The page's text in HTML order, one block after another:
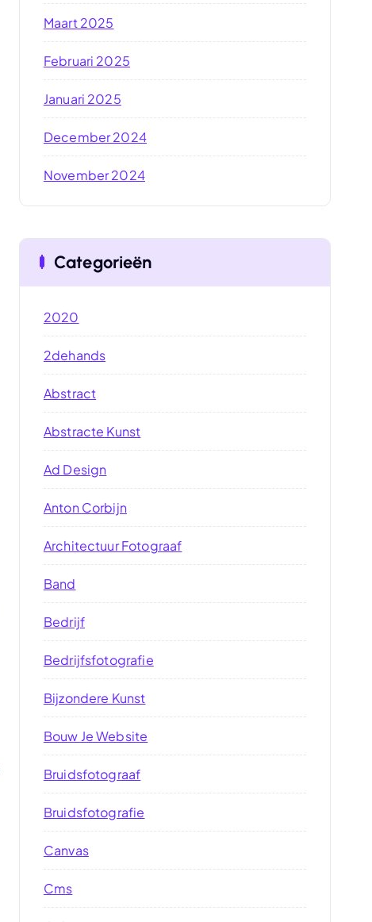
Maart 2025
Februari 2025
Januari 2025
December 2024
November 2024
Categorieën
2020
2dehands
Abstract
Abstracte Kunst
Ad Design
Anton Corbijn
Architectuur Fotograaf
Band
Bedrijf
Bedrijfsfotografie
Bijzondere Kunst
Bouw Je Website
Bruidsfotograaf
Bruidsfotografie
Canvas
Cms